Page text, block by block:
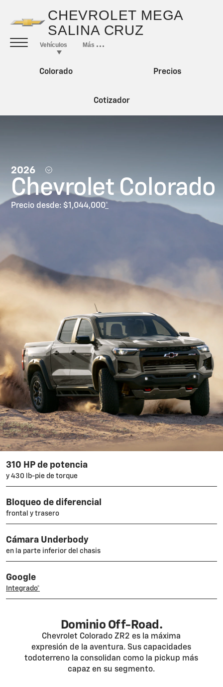
Colorado Precios
Cotizador
2026
Chevrolet Colorado
Precio desde: $1,044,000*
310 HP de potencia
y 430 lb-pie de torque
Bloqueo de diferencial
frontal y trasero
Cámara Underbody
en la parte inferior del chasis
Google
Integrado*
Dominio Off-Road.
Chevrolet Colorado ZR2 es la máxima
expresión de la aventura. Sus capacidades
todoterreno la consolidan como la pickup más
capaz en su segmento.